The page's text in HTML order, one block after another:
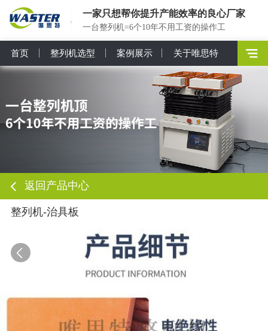
一家只想帮你提升产能效率的良心厂家
一台整列机=6个10年不用工资的操作工
首页 整列机选型 案例展示 关于唯思特
返回产品中心
整列机-治具板